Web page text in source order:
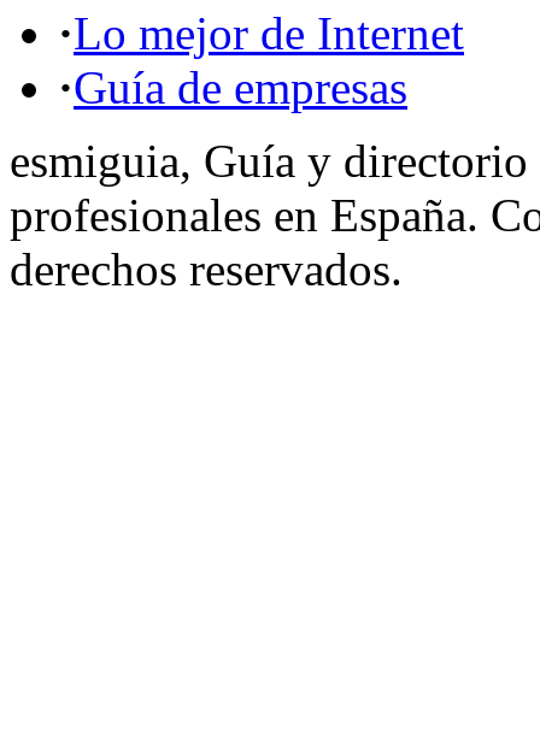
·Lo mejor de Internet
·Guía de empresas
esmiguia, Guía y directorio
profesionales en España.
derechos reservados.